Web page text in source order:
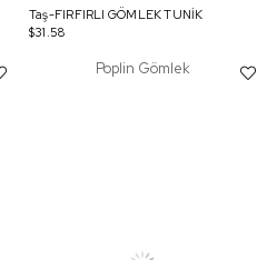
Taş-FIRFIRLI GÖMLEK TUNİK
$31.58
Poplin Gömlek